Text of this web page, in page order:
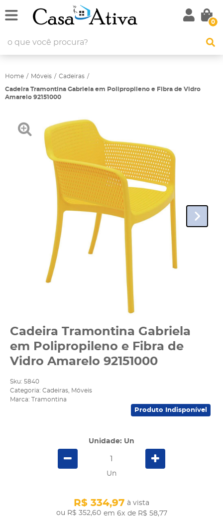
0
Home Móveis Cadeiras
Cadeira Tramontina Gabriela em Polipropileno e Fibra de Vidro
Amarelo 92151000
Cadeira Tramontina Gabriela
em Polipropileno e Fibra de
Vidro Amarelo 92151000
Sku: 5840
Categoria: Cadeiras
Móveis
Marca:
Tramontina
Produto Indisponível
Unidade: Un
Un
R$ 352,60
R$ 334,97 à vista
em 6x de R$ 58,77